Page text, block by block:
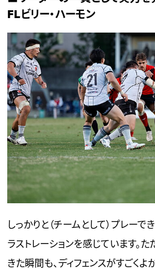
FLビリー・ハーモン
しっかりと（チームとして）プレーで
ラストレーションを感じています。た
きた瞬間も、ディフェンスがすごくよ